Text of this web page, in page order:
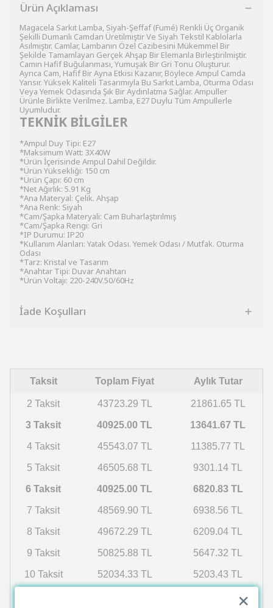
Ürün Açıklaması
Magacela Sarkıt Lamba, Siyah-Şeffaf (Fumé) Renkli Üç Organik
Şekilli Dumanlı Camdan Üretilmiştir Ve Siyah Tekstil Kablolarla
Asılmıştır. Camlar, Lambanın Özel Cazibesini Mükemmel Bir
Şekilde Tamamlayan Gerçek Ahşap Bir Elemanla Birleştirilmiştir.
Camın Hafif Buğulanması, Yumuşak Bir Gri Tonu Oluşturur.
Ayrıca Cam, Hafif Bir Ayna Etkisi Kazanır, Böylece Ampul Camda
Yansır. Yüksek Kaliteli Tasarımıyla Bu Sarkıt Lamba, Oturma Odası
Veya Yemek Odasında Şık Bir Aydınlatma Sağlar. Ampuller
Ürünle Birlikte Verilmez. Lamba, E27 Duylu Tüm Ampullerle
Uyumludur.
TEKNİK BİLGİLER
*Ampul Duy Tipi: E27
*Maksimum Watt: 3X40W
*Ürün İçerisinde Ampul Dahil Değildir.
*Ürün Yüksekliği: 150 cm
*Ürün Çapı: 60 cm
*Net Ağırlık: 5.91 Kg
*Ana Materyal: Çelik. Ahşap
*Ana Renk: Siyah
*Cam/Şapka Materyali: Cam Buharlaştırılmış
*Cam/Şapka Rengi: Gri
*IP Durumu: IP20
*Kullanım Alanları: Yatak Odası. Yemek Odası / Mutfak. Oturma
Odası
*Tarz: Kristal ve Tasarım
*Anahtar Tipi: Duvar Anahtarı
*Ürün Voltajı: 220-240V.50/60Hz
İade Koşulları
Taksit Toplam Fiyat Aylık Tutar
2 Taksit 43723.29 TL 21861.65 TL
3 Taksit 40925.00 TL 13641.67 TL
4 Taksit 45543.07 TL 11385.77 TL
5 Taksit 46505.68 TL 9301.14 TL
6 Taksit 40925.00 TL 6820.83 TL
7 Taksit 48569.90 TL 6938.56 TL
8 Taksit 49672.29 TL 6209.04 TL
9 Taksit 50825.88 TL 5647.32 TL
10 Taksit 52034.33 TL 5203.43 TL
4845.60 TL